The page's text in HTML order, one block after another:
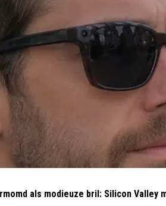
als modieuze bril: Silicon